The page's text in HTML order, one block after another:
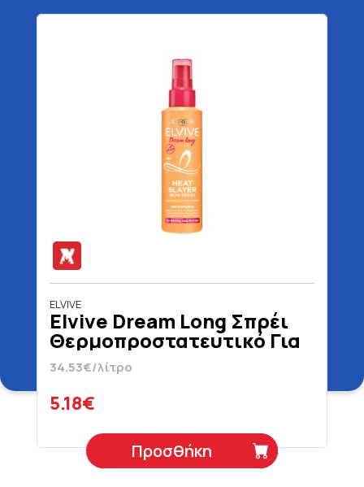
ELVIVE
Elvive Dream Long Σπρέι
Θερμοπροστατευτικό Για
Μακριά & Λεία Μαλλιά 150
ml
34.53€/λίτρο
5.18€
Προσθήκη